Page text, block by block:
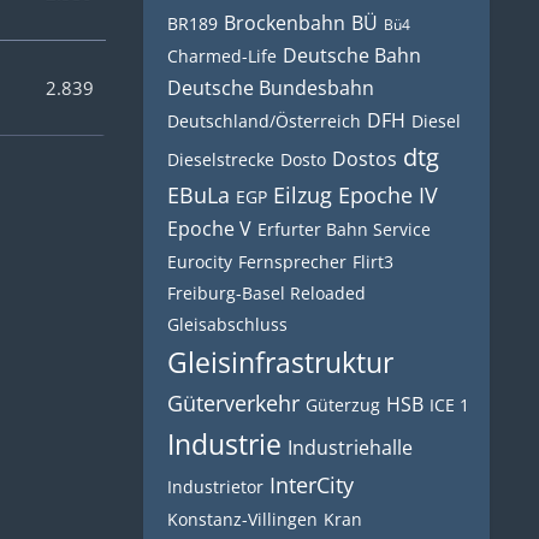
2.839
BR189 Brockenbahn BÜ Bü4
Charmed-Life Deutsche Bahn
Deutsche Bundesbahn
Deutschland/Österreich DFH Diesel
Dieselstrecke Dosto Dostos dtg
EBuLa EGP Eilzug Epoche IV
Epoche V Erfurter Bahn Service
Eurocity Fernsprecher Flirt3
Freiburg-Basel Reloaded
Gleisabschluss
Gleisinfrastruktur
Güterverkehr Güterzug HSB ICE 1
Industrie Industriehalle
Industrietor InterCity
Konstanz-Villingen Kran